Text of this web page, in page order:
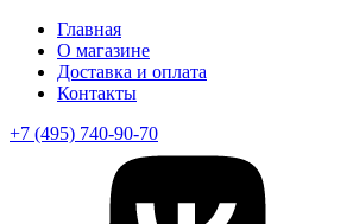
Главная
О магазине
Доставка и оплата
Контакты
+7 (495) 740-90-70